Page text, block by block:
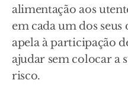
alimentação aos
em cada um dos
apela à participação
ajudar sem colocar a
risco.